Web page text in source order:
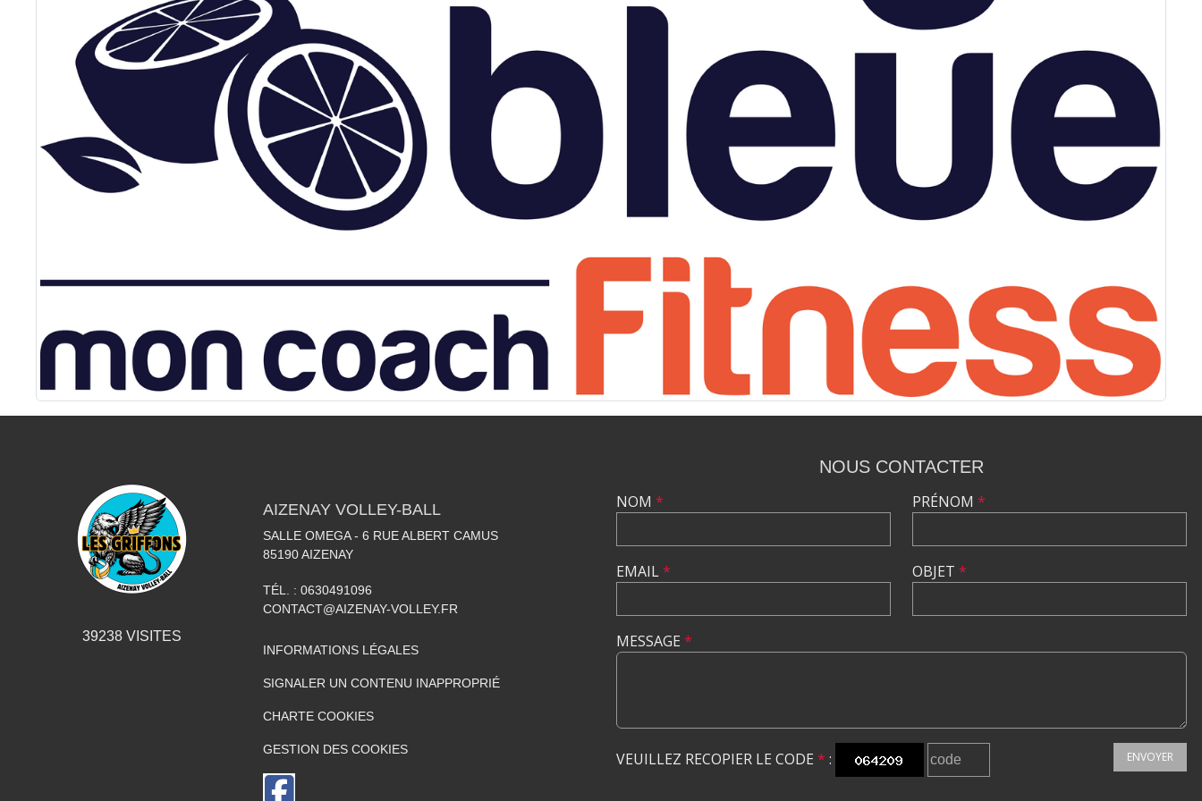
39238VISITES
AIZENAY VOLLEY-BALL
SALLE OMEGA - 6 RUE ALBERT CAMUS
85190AIZENAY
TÉL. : 0630491096
CONTACT@AIZENAY-VOLLEY.FR
INFORMATIONS LÉGALES
SIGNALER UN CONTENU INAPPROPRIÉ
CHARTE COOKIES
GESTION DES COOKIES
NOUS CONTACTER
NOM *
EMAIL*
PRÉNOM *
OBJET *
MESSAGE *
VEUILLEZ RECOPIER LE CODE * : ENVOYER